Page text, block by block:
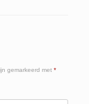
gemarkeerd met *